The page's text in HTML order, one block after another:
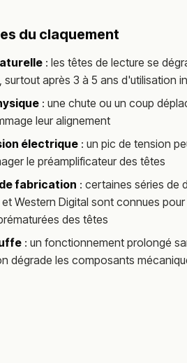
du claquement
: les têtes de lecture se
surtout après 3 à 5 ans d'utilisation
: une chute ou un coup
leur alignement
électrique : un pic de tension
le préamplificateur des têtes
fabrication : certaines séries de
Western Digital sont connues pour
des têtes
: un fonctionnement prolongé
dégrade les composants